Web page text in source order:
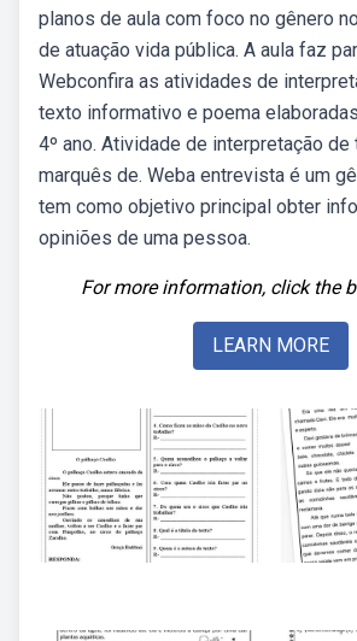
planos de aula com foco no gênero
de atuação vida pública. A aula faz
Webconfira as atividades de
texto informativo e poema
4º ano. Atividade de interpretação
marquês de. Weba entrevista é um
tem como objetivo principal obter
opiniões de uma pessoa.
For more information, click the
LEARN MORE